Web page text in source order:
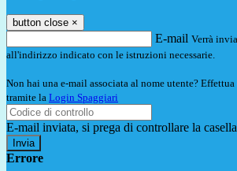
button close ×
E-mail Verrà
all'indirizzo indicato con le istruzioni necessarie.
Non hai una e-mail associata al nome utente?
tramite la Login Spaggiari
E-mail inviata, si prega di controllare la
Errore